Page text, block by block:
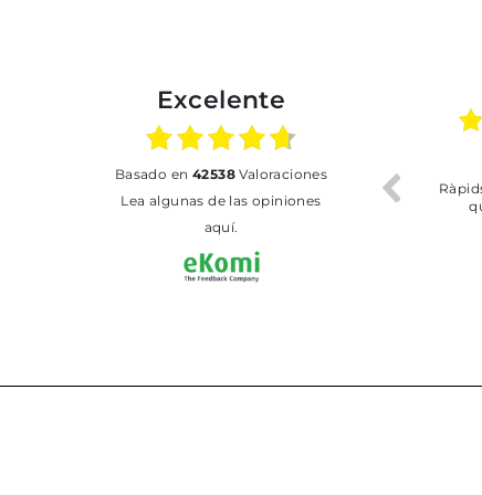
Excelente
basado en 42538Valoraciones
Lea algunas de las opiniones
aquí.